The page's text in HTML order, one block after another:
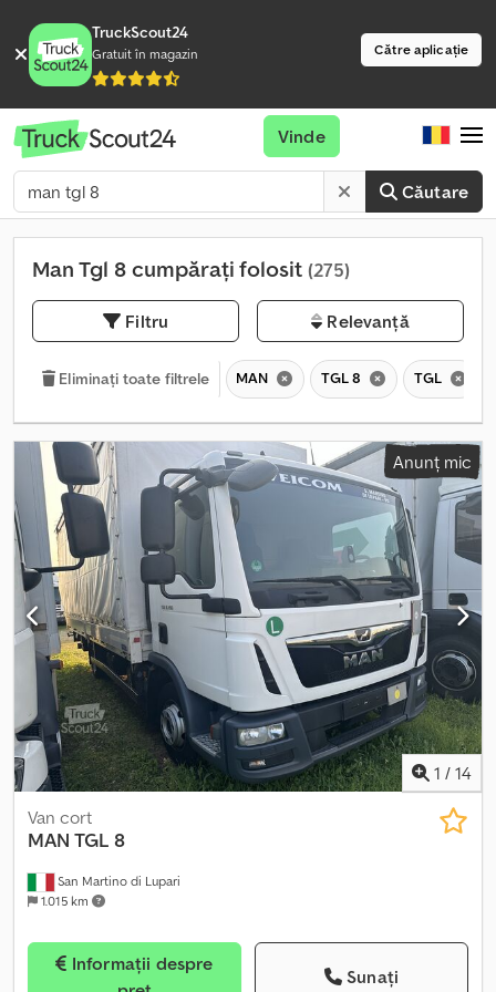
TruckScout24
Gratuit în magazin Către aplicație
Căutare
Vinde
Man Tgl 8 cumpărați folosit (275)
Filtru Relevanță
Eliminați toate filtrele MAN TGL 8 TGL
Anunț mic
1 / 14
San Martino di Lupari
1.015 km
Van cort
MAN TGL 8
Sunați